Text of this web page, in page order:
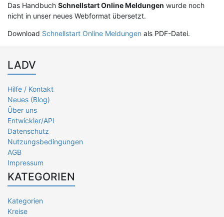
Das Handbuch Schnellstart Online Meldungen wurde noch
nicht in unser neues Webformat übersetzt.
Download Schnellstart Online Meldungen als PDF-Datei.
LADV
Hilfe / Kontakt
Neues (Blog)
Über uns
Entwickler/API
Datenschutz
Nutzungsbedingungen
AGB
Impressum
KATEGORIEN
Kategorien
Kreise